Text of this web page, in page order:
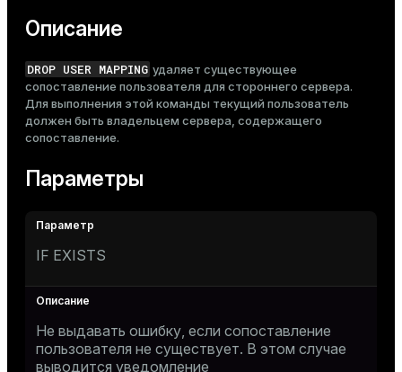
Описание
DROP USER MAPPING удаляет существующее
сопоставление пользователя для стороннего сервера.
Для выполнения этой команды текущий пользователь
должен быть владельцем сервера, содержащего
сопоставление.
Параметры
IF EXISTS
Не выдавать ошибку, если сопоставление
пользователя не существует. В этом случае
выводится уведомление